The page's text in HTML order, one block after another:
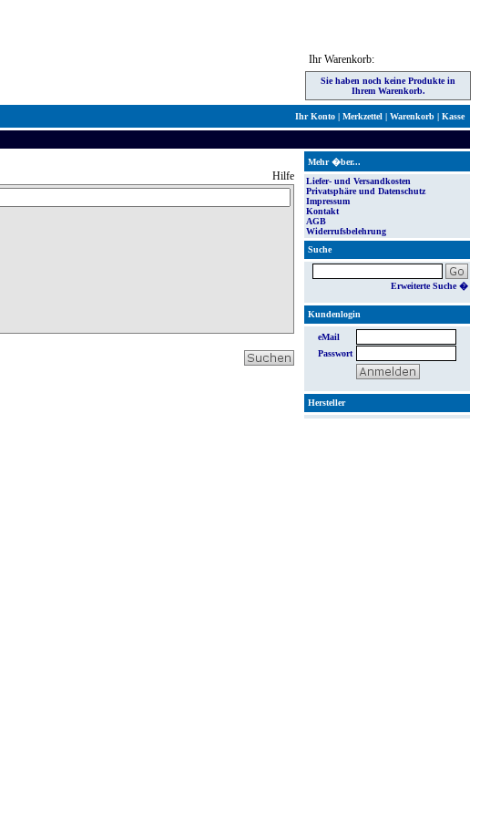
Ihr Warenkorb:
Sie haben noch keine Produkte in
Ihrem Warenkorb.
Ihr Konto | Merkzettel | Warenkorb | Kasse
Hilfe
Mehr �ber...
Liefer- und Versandkosten
Privatsphäre und Datenschutz
Impressum
Kontakt
AGB
Widerrufsbelehrung
Suche
Erweiterte Suche �
Kundenlogin
eMail
Passwort
Hersteller